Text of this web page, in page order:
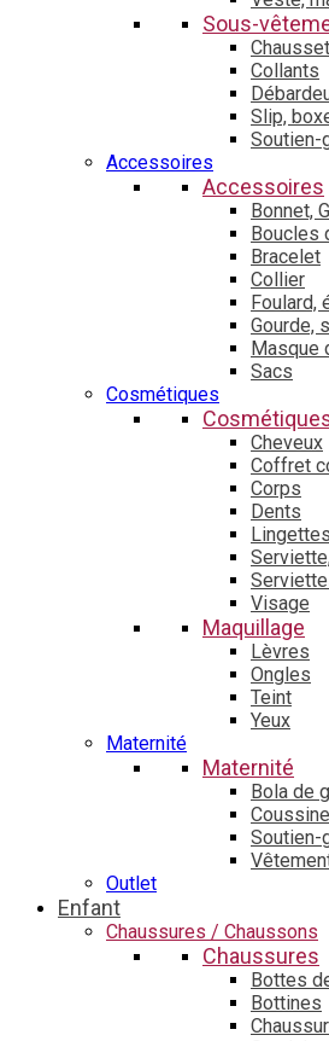
Sous-
Collants
Slip,
Soutien-
Accessoires
Accessoires
Bonnet,
Boucles
Bracelet
Collier
Foulard,
Gourde,
Masque
Sacs
Cosmétiques
Cheveux
Coffret
Corps
Dents
Visage
Maquillage
Lèvres
Ongles
Teint
Yeux
Maternité
Maternité
Bola de
Soutien-
Outlet
Enfant
Chaussures / Chaussons
Chaussures
Bottes
Bottines